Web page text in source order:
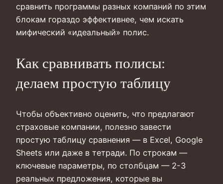
сравнить программы разных компаний по этим
блокам гораздо эффективнее, чем искать
мифический «идеальный» полис.
Как сравнивать полисы:
делаем простую таблицу
Чтобы объективно оценить, что предлагают
страховые компании, полезно завести
простую таблицу сравнения — в Excel, Google
Sheets или даже в тетради. По строкам —
ключевые параметры, по столбцам — 2-3
реальных предложения, которые вы